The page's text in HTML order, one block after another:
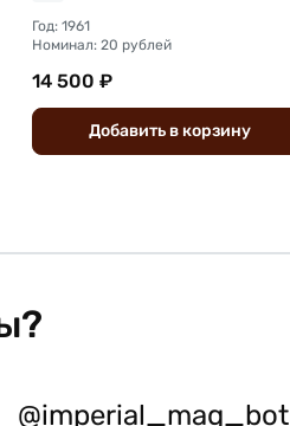
Год: 1961
Номинал: 20 рублей
14 500 ₽
Добавить вкорзину
@imperial_mag_bot